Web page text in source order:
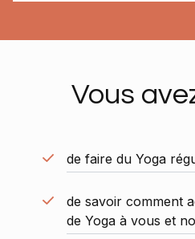
Vous
de faire du Yoga
de savoir comment
de Yoga à vous et